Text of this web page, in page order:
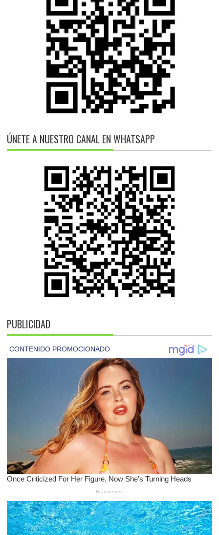
ÚNETE A NUESTRO CANAL EN WHATSAPP
PUBLICIDAD